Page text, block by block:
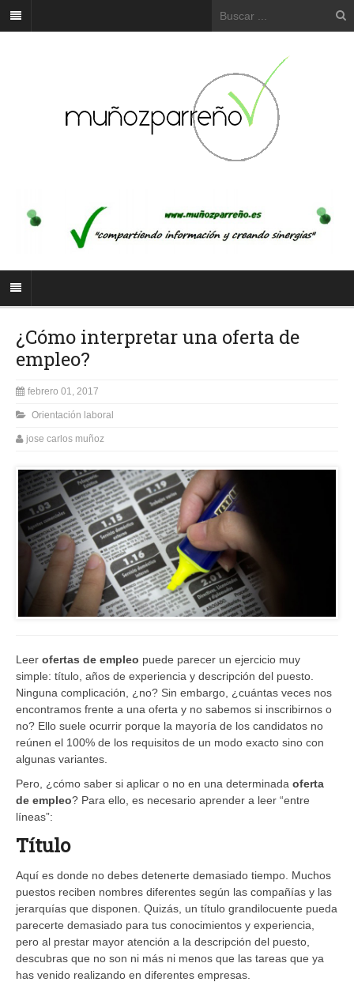
¿Cómo interpretar una oferta de
empleo?
febrero 01, 2017
Orientación laboral
jose carlos muñoz
Leer ofertas de empleo puede parecer un ejercicio muy
simple: título, años de experiencia y descripción del puesto.
Ninguna complicación, ¿no? Sin embargo, ¿cuántas veces nos
encontramos frente a una oferta y no sabemos si inscribirnos o
no? Ello suele ocurrir porque la mayoría de los candidatos no
reúnen el 100% de los requisitos de un modo exacto sino con
algunas variantes.
Pero, ¿cómo saber si aplicar o no en una determinada oferta
de empleo? Para ello, es necesario aprender a leer “entre
líneas”:
Título
Aquí es donde no debes detenerte demasiado tiempo. Muchos
puestos reciben nombres diferentes según las compañías y las
jerarquías que disponen. Quizás, un título grandilocuente pueda
parecerte demasiado para tus conocimientos y experiencia,
pero al prestar mayor atención a la descripción del puesto,
descubras que no son ni más ni menos que las tareas que ya
has venido realizando en diferentes empresas.